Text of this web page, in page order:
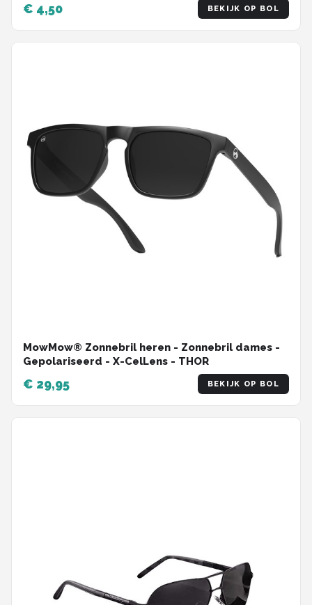
€ 4,50 BEKIJK OP BOL
MowMow® Zonnebril heren - Zonnebril dames -
Gepolariseerd - X-CelLens - THOR
€ 29,95 BEKIJK OP BOL